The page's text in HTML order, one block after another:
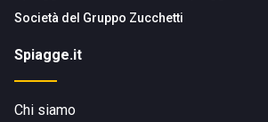
Società del Gruppo Zucchetti
Spiagge.it
Chi siamo